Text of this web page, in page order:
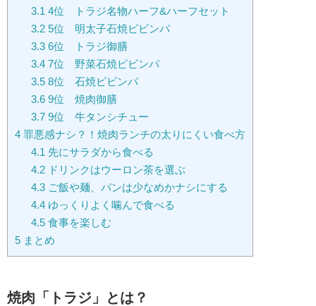
3.1 4位 トラジ名物ハーフ&ハーフセット
3.25位 明太子石焼ピビンパ
3.36位 トラジ御膳
3.47位 野菜石焼ピビンパ
3.58位 石焼ピビンパ
3.69位 焼肉御膳
3.79位 牛タンシチュー
4 罪悪感ナシ？！焼肉ランチの太りにくい食べ方
4.1 先にサラダから食べる
4.2ドリンクはウーロン茶を選ぶ
4.3ご飯や麺、パンは少なめかナシにする
4.4ゆっくりよく噛んで食べる
4.5食事を楽しむ
5 まとめ
焼肉「トラジ」とは？